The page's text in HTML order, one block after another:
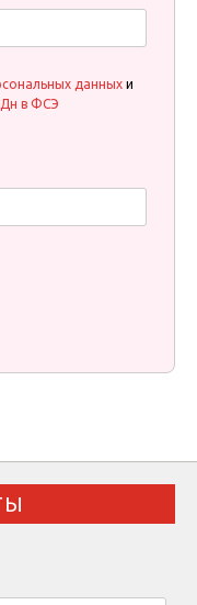
данных и
в ФСЭ